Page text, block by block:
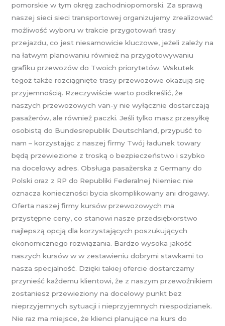
pomorskie w tym okręg zachodniopomorski. Za sprawą
naszej sieci sieci transportowej organizujemy zrealizować
możliwość wyboru w trakcie przygotowań trasy
przejazdu, co jest niesamowicie kluczowe, jeżeli zależy na
na łatwym planowaniu również na przygotowywaniu
grafiku przewozów do Twoich priorytetów. Wskutek
tegoż także rozciągnięte trasy przewozowe okazują się
przyjemnością. Rzeczywiście warto podkreślić, że
naszych przewozowych van-y nie wyłącznie dostarczają
pasażerów, ale również paczki. Jeśli tylko masz przesyłkę
osobistą do Bundesrepublik Deutschland, przypuść to
nam – korzystając z naszej firmy Twój ładunek towary
będą przewiezione z troską o bezpieczeństwo i szybko
na docelowy adres. Obsługa pasażerska z Germany do
Polski oraz z RP do Republiki Federalnej Niemiec nie
oznacza konieczności bycia skomplikowany ani drogawy.
Oferta naszej firmy kursów przewozowych ma
przystępne ceny, co stanowi nasze przedsiębiorstwo
najlepszą opcją dla korzystających poszukujących
ekonomicznego rozwiązania. Bardzo wysoka jakość
naszych kursów w w zestawieniu dobrymi stawkami to
nasza specjalność. Dzięki takiej ofercie dostarczamy
przynieść każdemu klientowi, że z naszym przewoźnikiem
zostaniesz przewieziony na docelowy punkt bez
nieprzyjemnych sytuacji i nieprzyjemnych niespodzianek.
Nie raz ma miejsce, że klienci planujące na kurs do